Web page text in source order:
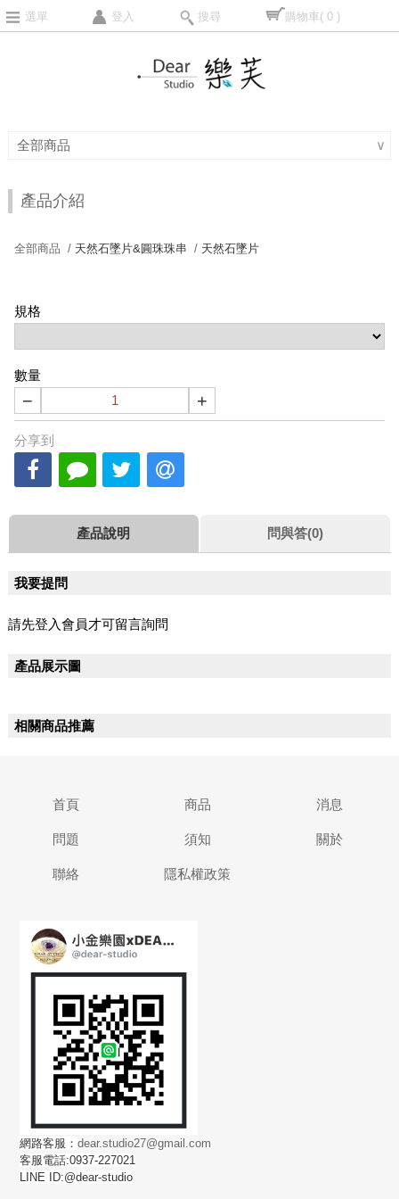
選單 登入 搜尋 購物車( 0 )
全部商品 ∨
產品介紹
全部商品 / 天然石墜片&圓珠珠串 / 天然石墜片
規格
數量
− +
分享到
產品說明 問與答(0)
我要提問
請先登入會員才可留言詢問
產品展示圖
相關商品推薦
首頁 商品 消息
問題 須知 關於
聯絡 隱私權政策
網路客服：dear.studio27@gmail.com
客服電話:0937-227021
LINE ID:@dear-studio